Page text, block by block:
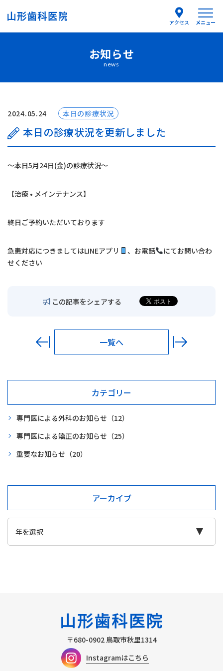
アクセス メニュー
医師紹介
はじめての方へ
診療案内
よくあるご質問
お知らせ
交通アクセス
お問い合わせ
お知らせ
news
2024.05.24 本日の診療状況
本日の診療状況を更新しました
〜本日5月24日(金)の診療状況〜
【治療 • メインテナンス】
終日ご予約いただいております
急患対応につきましてはLINEアプリ 、お電話
にてお問い合わ
せください
この記事をシェアする
一覧へ
カテゴリー
専門医による外科のお知らせ （12）
専門医による矯正のお知らせ （25）
重要なお知らせ （20）
アーカイブ
〒680-0902 鳥取市秋里1314
Instagramはこちら